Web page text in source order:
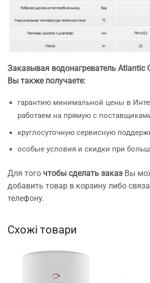
Заказывая водонагреватель Atlantic
Вы также получаете:
гарантию минимальной цены в
работаем на прямую с
круглосуточную сервисную
особые условия и скидки при
Для того чтобы сделать заказ Вы
добавить товар в корзину либо
телефону.
Схожі товари